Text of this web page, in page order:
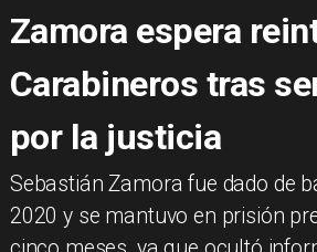
Zamora espera
Carabineros tras
por la justicia
Sebastián Zamora fue dado de
2020 y se mantuvo en prisión